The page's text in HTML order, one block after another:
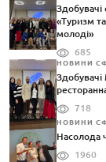
Здобувачі
«Туризм
молоді»
685
НОВИНИ
718
НОВИНИ
Насолода
1960